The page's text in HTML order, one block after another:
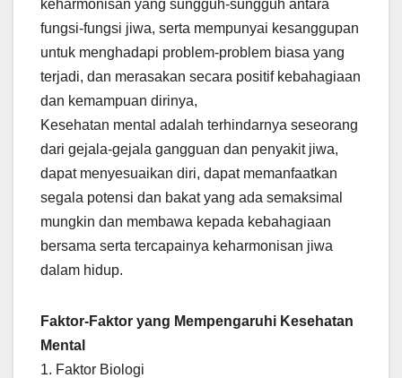
keharmonisan yang sungguh-sungguh antara
fungsi-fungsi jiwa, serta mempunyai kesanggupan
untuk menghadapi problem-problem biasa yang
terjadi, dan merasakan secara positif kebahagiaan
dan kemampuan dirinya,
Kesehatan mental adalah terhindarnya seseorang
dari gejala-gejala gangguan dan penyakit jiwa,
dapat menyesuaikan diri, dapat memanfaatkan
segala potensi dan bakat yang ada semaksimal
mungkin dan membawa kepada kebahagiaan
bersama serta tercapainya keharmonisan jiwa
dalam hidup.
Faktor-Faktor yang Mempengaruhi Kesehatan
Mental
1. Faktor Biologi